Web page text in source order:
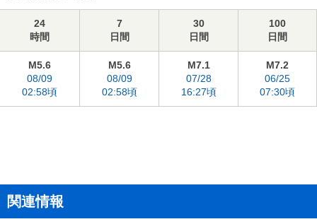
24
時間
7
日間
30
日間
100
日間
M5.6
08/09
02:58頃
M5.6
08/09
02:58頃
M7.1
07/28
16:27頃
M7.2
06/25
07:30頃
関連情報